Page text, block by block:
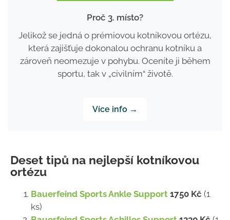
Proč 3. místo?
Jelikož se jedná o prémiovou kotníkovou ortézu,
která zajišťuje dokonalou ochranu kotníku a
zároveň neomezuje v pohybu. Oceníte ji během
sportu, tak v „civilním“ životě.
Více info →
Deset tipů na nejlepší kotníkovou
ortézu
Bauerfeind Sports Ankle Support 1750 Kč (1
ks)